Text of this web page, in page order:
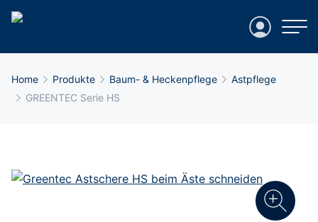
Login
Breadcrumb-Navigation
Home Produkte Baum- & Heckenpflege
Astpflege
GREENTEC Serie HS